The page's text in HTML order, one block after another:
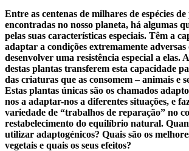
Entre as centenas de milhares de espécies
encontradas no nosso planeta, há algumas
pelas suas características especiais. Têm a
adaptar a condições extremamente adversas
desenvolver uma resistência especial a elas.
destas plantas transferem esta capacidade
das criaturas que as consomem – animais e
Estas plantas únicas são os chamados
nos a adaptar-nos a diferentes situações, e
variedade de “trabalhos de reparação” no
restabelecimento do equilíbrio natural.
utilizar adaptogénicos? Quais são os
vegetais e quais os seus efeitos?